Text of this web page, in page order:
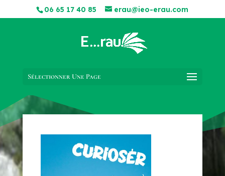
06 65 17 40 85 erau@ieo-erau.com
Sélectionner Une Page